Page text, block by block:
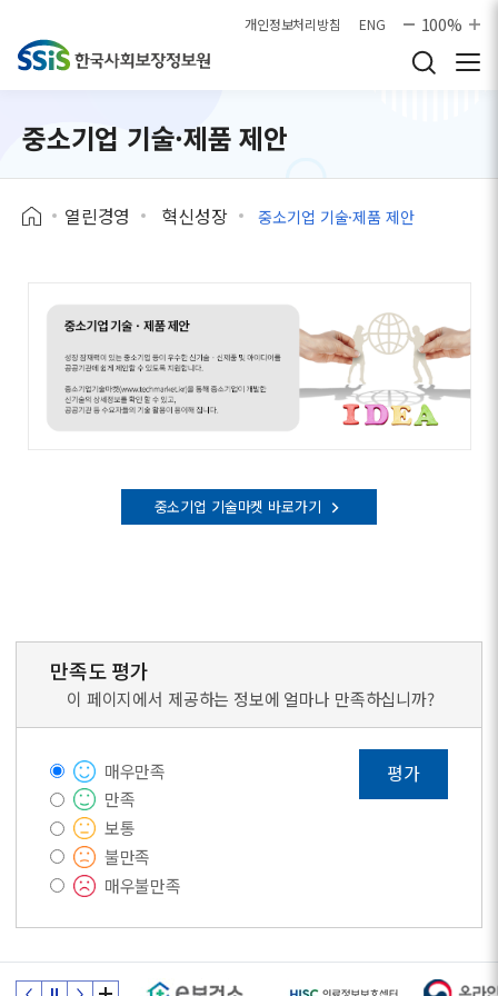
개인정보처리방침 ENG 100%
중소기업 기술·제품 제안
열린경영 혁신성장 중소기업 기술·제품 제안
중소기업 기술마켓 바로가기
만족도 평가
이 페이지에서 제공하는 정보에 얼마나 만족하십니까?
매우만족
만족
보통
불만족
매우불만족
평가